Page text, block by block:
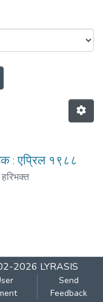
: पहिला :
: एप्रिल १९८८
2026 LYRASIS
Send
Feedback